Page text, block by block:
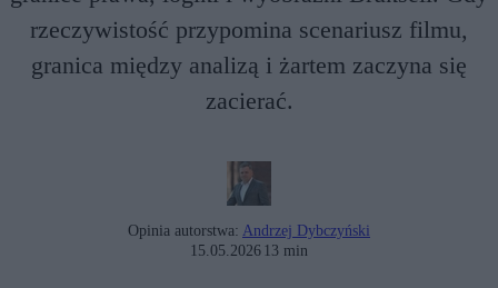
rzeczywistość przypomina scenariusz filmu,
granica między analizą i żartem zaczyna się
zacierać.
Opinia autorstwa: Andrzej Dybczyński
15.05.2026 13 min